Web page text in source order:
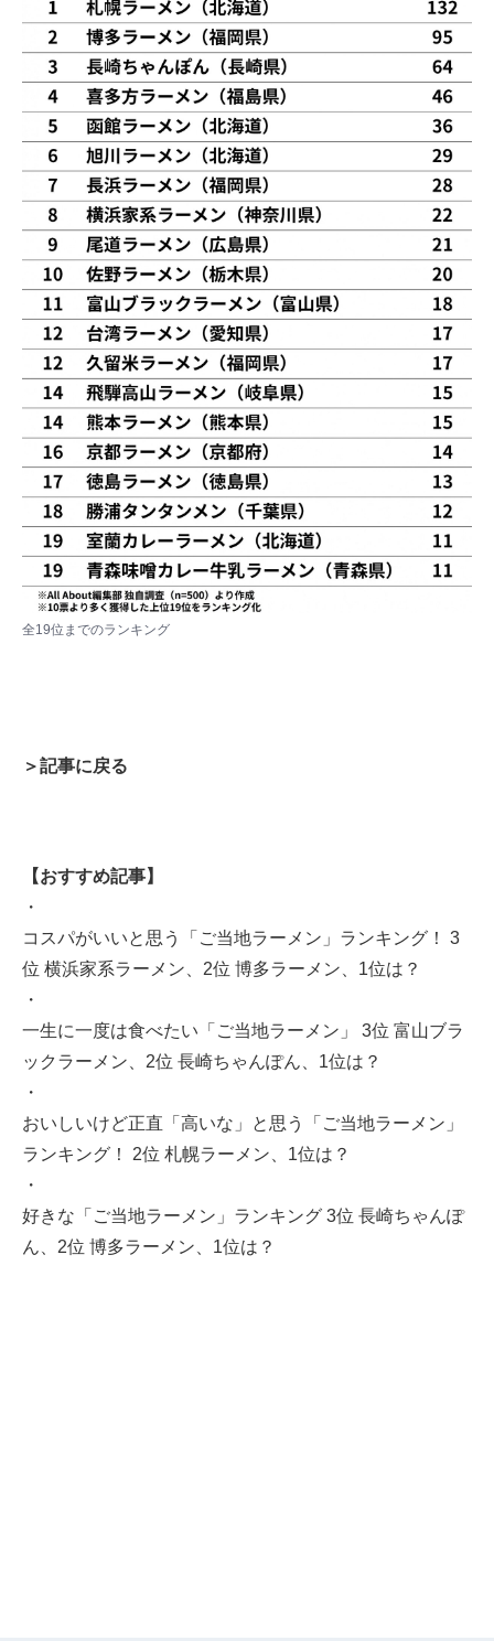
全19位までのランキング
＞記事に戻る
【おすすめ記事】
・
コスパがいいと思う「ご当地ラーメン」ランキング！ 3
位 横浜家系ラーメン、2位 博多ラーメン、1位は？
・
一生に一度は食べたい「ご当地ラーメン」 3位 富山ブラ
ックラーメン、2位 長崎ちゃんぽん、1位は？
・
おいしいけど正直「高いな」と思う「ご当地ラーメン」
ランキング！ 2位 札幌ラーメン、1位は？
・
好きな「ご当地ラーメン」ランキング 3位 長崎ちゃんぽ
ん、2位 博多ラーメン、1位は？